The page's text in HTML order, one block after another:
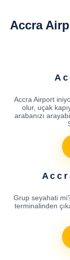
Accra
Accra Airport
olur, uçak
arabanızı
Grup seyahati
terminalinden